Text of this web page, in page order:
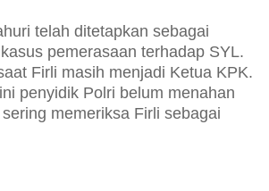
telah ditetapkan sebagai
pemerasaan terhadap SYL.
Firli masih menjadi Ketua KPK.
penyidik Polri belum menahan
memeriksa Firli sebagai